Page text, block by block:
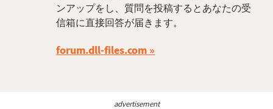
ンアップをし、質問を投稿するとあなたの受
信箱に直接回答が届きます。
forum.dll-files.com
advertisement